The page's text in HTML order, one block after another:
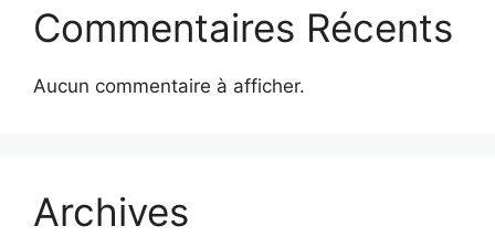
Commentaires Récents
Aucun commentaire à afficher.
Archives